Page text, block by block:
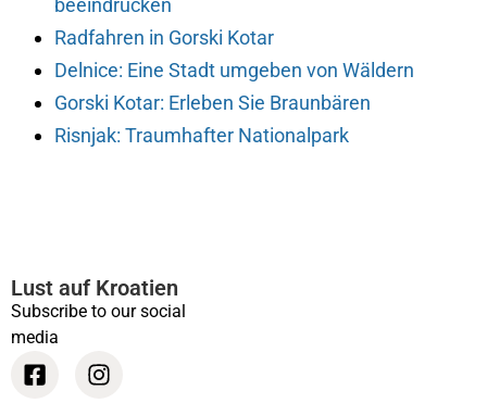
Radfahren in Gorski Kotar
Delnice: Eine Stadt umgeben von Wäldern
Gorski Kotar: Erleben Sie Braunbären
Risnjak: Traumhafter Nationalpark
Lust auf Kroatien
Subscribe to our social
media